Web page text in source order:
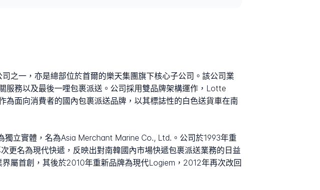
之一，亦是總部位於首爾的樂天集團旗下核心子公司。該公司業
服務以及最後一哩包裹派送。公司採用雙品牌架構運作，Lotte
面向消費者的國內包裹派送品牌，以其標誌性的白色送貨車在南
立實體，名為Asia Merchant Marine Co., Ltd.。公司於1993年重
更名為現代快遞，反映出對南韓國內市場快遞包裹派送業務的日益
屬首創，其後於2010年重新品牌為現代Logiem，2012年再次改回